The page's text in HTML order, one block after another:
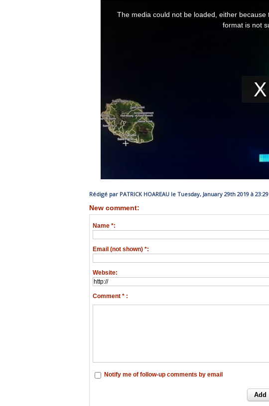
Rédigé par PATRICK HOAREAU le Tuesday, January 29th 2019 à 23:29
New comment:
Name *:
Email (not shown) *:
Website:
Comment * :
Notify me of follow-up comments by email